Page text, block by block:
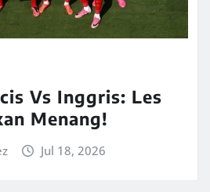
Vs Inggris: Les
Menang!
Jul 18, 2026